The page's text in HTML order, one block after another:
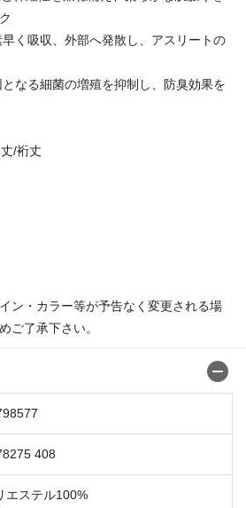
く吸収、外部へ発散し、アスリートの
なる細菌の増殖を抑制し、防臭効果を
/裄丈
ン・カラー等が予告なく変更される場
ご了承下さい。
408
エステル100%